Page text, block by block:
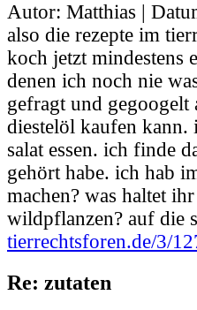
Autor: Matthias |
also die rezepte im
koch jetzt mindestens
denen ich noch nie
gefragt und gegoogelt
diestelöl kaufen
salat essen. ich finde
gehört habe. ich hab
machen? was haltet
wildpflanzen? auf die
tierrechtsforen.de/3/
Re: zutaten